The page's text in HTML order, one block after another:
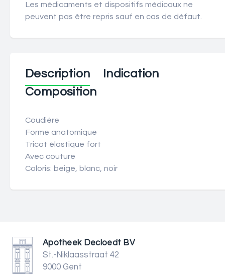
Les médicaments et dispositifs médicaux ne
peuvent pas être repris sauf en cas de défaut.
Description
Indication
Composition
Coudière
Forme anatomique
Tricot élastique fort
Avec couture
Coloris: beige, blanc, noir
Apotheek Decloedt BV
St.-Niklaasstraat 42
9000 Gent